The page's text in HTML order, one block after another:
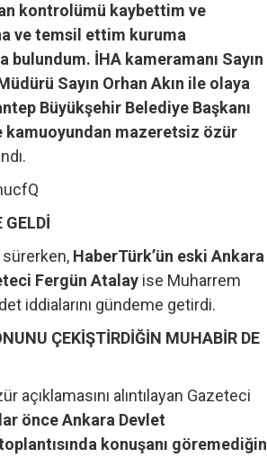
kontrolümü kaybettim ve
ve temsil ettim kuruma
bulundum. İHA kameramanı Sayın
Sayın Orhan Akın ile olaya
Büyükşehir Belediye Başkanı
kamuoyundan mazeretsiz özür
GELDİ
sürerken, HaberTürk’ün eski Ankara
Fergün Atalay ise Muharrem
iddialarını gündeme getirdi.
ÇEKİŞTİRDİĞİN MUHABİR DE
açıklamasını alıntılayan Gazeteci
önce Ankara Devlet
konuşanı göremediğin